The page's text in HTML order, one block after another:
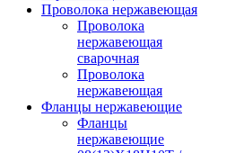
Проволока нержавеющая
Проволока
нержавеющая
сварочная
Проволока
нержавеющая
Фланцы нержавеющие
Фланцы
нержавеющие